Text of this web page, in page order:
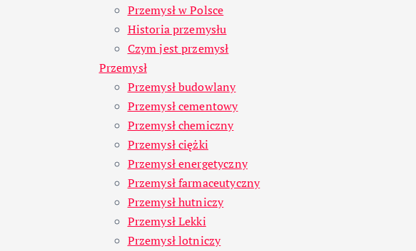
Przemysł w Polsce
Historia przemysłu
Czym jest przemysł
Przemysł
Przemysł budowlany
Przemysł cementowy
Przemysł chemiczny
Przemysł ciężki
Przemysł energetyczny
Przemysł farmaceutyczny
Przemysł hutniczy
Przemysł Lekki
Przemysł lotniczy